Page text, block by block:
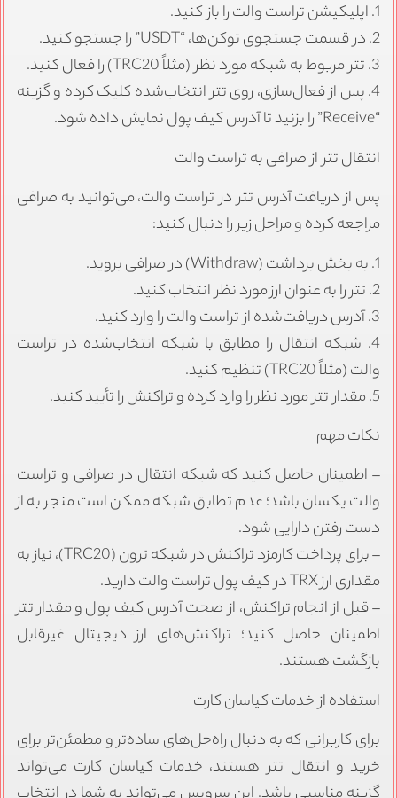
1. اپلیکیشن تراست والت را باز کنید.
2. در قسمت جستجوی توکن‌ها، “USDT” را جستجو کنید.
3. تتر مربوط به شبکه مورد نظر (مثلاً TRC20) را فعال کنید.
4. پس از فعال‌سازی، روی تتر انتخاب‌شده کلیک کرده و گزینه
“Receive” را بزنید تا آدرس کیف پول نمایش داده شود.
انتقال تتر از صرافی به تراست والت
پس از دریافت آدرس تتر در تراست والت، می‌توانید به صرافی
مراجعه کرده و مراحل زیر را دنبال کنید:
1. به بخش برداشت (Withdraw) در صرافی بروید.
2. تتر را به عنوان ارز مورد نظر انتخاب کنید.
3. آدرس دریافت‌شده از تراست والت را وارد کنید.
4. شبکه انتقال را مطابق با شبکه انتخاب‌شده در تراست
والت (مثلاً TRC20) تنظیم کنید.
5. مقدار تتر مورد نظر را وارد کرده و تراکنش را تأیید کنید.
نکات مهم
– اطمینان حاصل کنید که شبکه انتقال در صرافی و تراست
والت یکسان باشد؛ عدم تطابق شبکه ممکن است منجر به از
دست رفتن دارایی شود.
– برای پرداخت کارمزد تراکنش در شبکه ترون (TRC20)، نیاز به
مقداری ارز TRX در کیف پول تراست والت دارید.
– قبل از انجام تراکنش، از صحت آدرس کیف پول و مقدار تتر
اطمینان حاصل کنید؛ تراکنش‌های ارز دیجیتال غیرقابل
بازگشت هستند.
استفاده از خدمات کیاسان کارت
برای کاربرانی که به دنبال راه‌حل‌های ساده‌تر و مطمئن‌تر برای
خرید و انتقال تتر هستند، خدمات کیاسان کارت می‌تواند